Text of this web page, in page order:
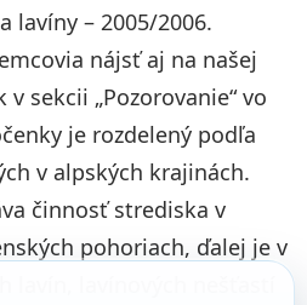
lavíny – 2005/2006.
nájsť aj na našej
sekcii „Pozorovanie“ vo
je rozdelený podľa
v alpských krajinách.
činnosť strediska v
pohoriach, ďalej je v
lavín, lavínových nešťastí